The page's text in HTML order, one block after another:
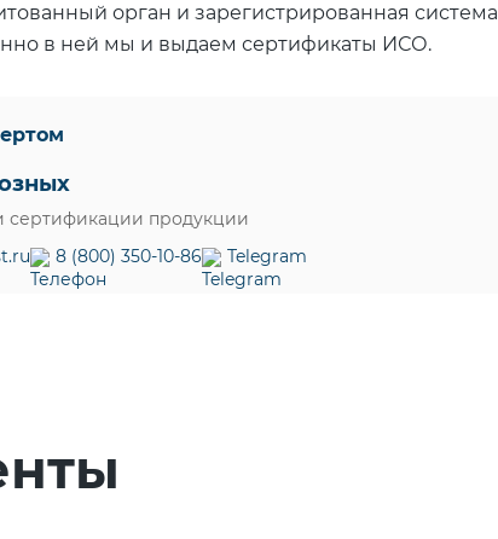
орган и зарегистрированная система
в ней мы и выдаем сертификаты ИСО.
сертификации продукции
8 (800) 350-10-86 Telegram